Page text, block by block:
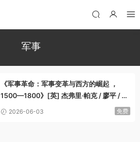
军事
《军事革命：军事变革与西方的崛起 ，
1500—1800》[英] 杰弗里·帕克 / 廖平 / 民
主与建设出版社 / 2025-12
2026-06-03 免费